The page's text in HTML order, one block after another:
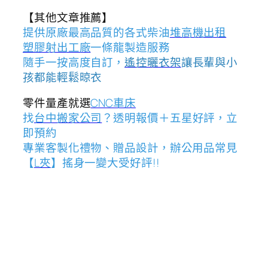
【其他文章推薦】
提供原廠最高品質的各式柴油堆高機出租
塑膠射出工廠一條龍製造服務
隨手一按高度自訂，遙控曬衣架讓長輩與小
孩都能輕鬆晾衣
零件量產就選CNC車床
找台中搬家公司 ？透明報價＋五星好評，立
即預約
專業客製化禮物、贈品設計，辦公用品常見
【L夾】搖身一變大受好評!!